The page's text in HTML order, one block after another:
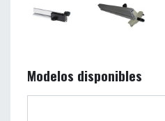
Modelos disponibles